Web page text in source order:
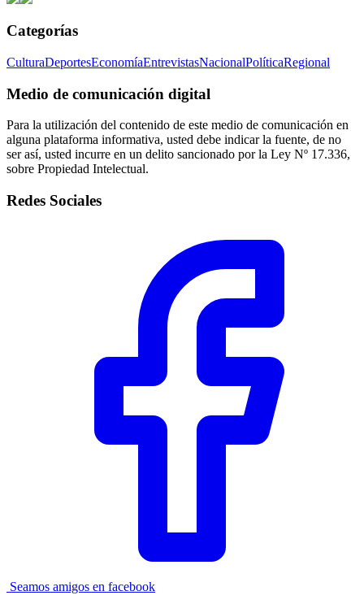
Categorías
CulturaDeportesEconomíaEntrevistasNacionalPolíticaRegional
Medio de comunicación digital
Para la utilización del contenido de este medio de comunicación en
alguna plataforma informativa, usted debe indicar la fuente, de no
ser así, usted incurre en un delito sancionado por la Ley Nº 17.336,
sobre Propiedad Intelectual.
Redes Sociales
Seamos amigos en facebook